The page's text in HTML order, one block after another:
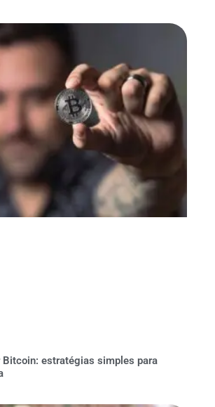
Bitcoin: estratégias simples para